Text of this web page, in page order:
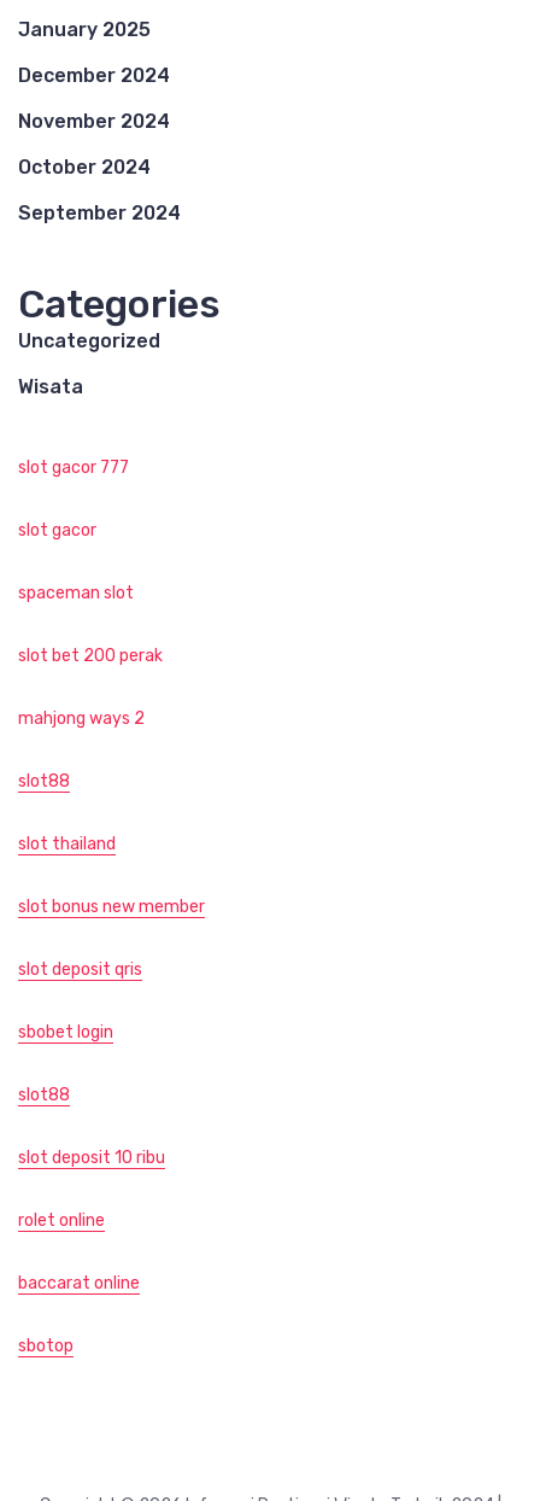
January 2025
December 2024
November 2024
October 2024
September 2024
Categories
Uncategorized
Wisata
slot gacor 777
slot gacor
spaceman slot
slot bet 200 perak
mahjong ways 2
slot88
slot thailand
slot bonus new member
slot deposit qris
sbobet login
slot88
slot deposit 10 ribu
rolet online
baccarat online
sbotop